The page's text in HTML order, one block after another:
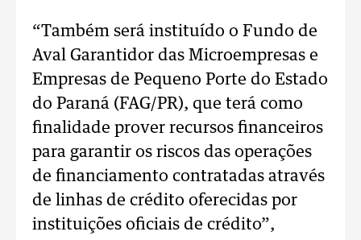
“Também será instituído o Fundo de
Aval Garantidor das Microempresas e
Empresas de Pequeno Porte do Estado
do Paraná (FAG/PR), que terá como
finalidade prover recursos financeiros
para garantir os riscos das operações
de financiamento contratadas através
de linhas de crédito oferecidas por
instituições oficiais de crédito”,